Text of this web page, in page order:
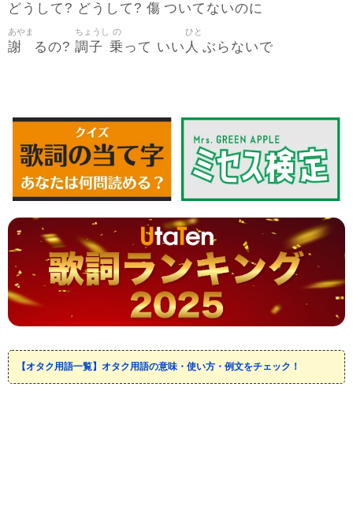
どうして? どうして? 傷 ついてないのに
謝
あやま
るの? 調子
ちょうし
乗
の
って いい 人
ひと
ぶらないで
【オタク用語一覧】オタク用語の意味・使い方・例文をチェック！